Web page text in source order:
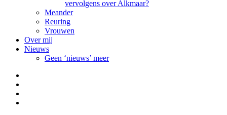
vervolgens over Alkmaar?
Meander
Reuring
Vrouwen
Over mij
Nieuws
Geen ‘nieuws’ meer